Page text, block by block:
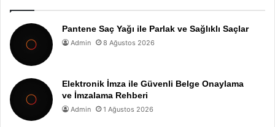
Pantene Saç Yağı ile Parlak ve Sağlıklı Saçlar
Admin 8 Ağustos 2026
Elektronik İmza ile Güvenli Belge Onaylama
ve İmzalama Rehberi
Admin 1 Ağustos 2026